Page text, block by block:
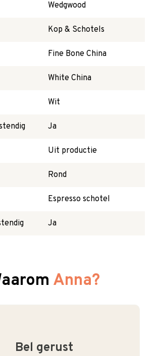
Wedgwood
Kop & Schotels
Fine Bone China
White China
Wit
Ja
Uit productie
Rond
Espresso schotel
Ja
Anna?
Bel gerust